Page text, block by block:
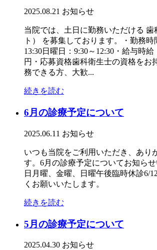
2025.08.21 お知らせ
当院では、土日に勤務いただける 歯
ト） を募集しております。・勤務時
13:30日曜日：9:30～12:30・給与時給
円・応募資格歯科衛生士の資格をお
務できる方、大歓...
続きを読む
6月の診療予定について
2025.06.11 お知らせ
いつも当院をご利用いただき、あり
す。6月の診療予定についてお知ら
日月曜、金曜、日曜午後臨時休診6/
くお願いいたします。
続きを読む
5月の診療予定について
2025.04.30 お知らせ